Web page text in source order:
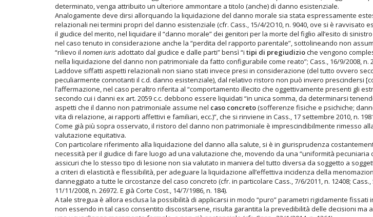
determinato, venga attribuito un ulteriore ammontare a titolo (anche) di danno esistenziale.
Analogamente deve dirsi allorquando la liquidazione del danno morale sia stata espressamente
relazionali nei termini propri del danno esistenziale (cfr. Cass., 15/4/2O10, n. 9040, ove si è ravvisato
il giudice del merito, nel liquidare il “danno morale” dei genitori per la morte del figlio all’esito di
nel caso tenuto in considerazione anche la “perdita del rapporto parentale”, sottolineando non
“rilievo il nomen iuris adottato dal giudice e dalle parti” bensì “i tipi di pregiudizioche vengono
nella liquidazione del danno non patrimoniale da fatto configurabile come reato”; Cass., 16/9/2008, n.
Laddove siffatti aspetti relazionali non siano stati invece presi in considerazione (del tutto ovvero
peculiarmente connotanti il c.d. danno esistenziale), dal relativo ristoro non può invero prescindersi
l’affermazione, nel caso peraltro riferita al “comportamento illecito che oggettivamente presenti gli
secondo cui i danni ex art. 2059 c.c. debbono essere liquidati “in unica somma, da determinarsi
aspetti che il danno non patrimoniale assume nel caso concreto(sofferenze fisiche e psichiche;
vita di relazione, ai rapporti affettivi e familiari, ecc.)”, che si rinviene in Cass., 17 settembre 2010, n.
Come già più sopra osservato, il ristoro del danno non patrimoniale è imprescindibilmente rimesso
valutazione equitativa.
Con particolare riferimento alla liquidazione del danno alla salute, si è in giurisprudenza
necessità per il giudice di fare luogo ad una valutazione che, movendo da una “uniformità pecuniaria
assicuri che lo stesso tipo di lesione non sia valutato in maniera del tutto diversa da soggetto a
a criteri di elasticità e flessibilità, per adeguare la liquidazione all’effettiva incidenza della
danneggiato a tutte le circostanze del caso concreto (cfr. in particolare Cass., 7/6/2011, n. 12408; Cass.,
11/11/2008, n. 26972. E già Corte Cost., 14/7/1986, n. 184).
A tale stregua è allora esclusa la possibilità di applicarsi in modo “puro” parametri rigidamente fissati
non essendo in tal caso consentito discostarsene, risulta garantita la prevedibilità delle decisioni ma